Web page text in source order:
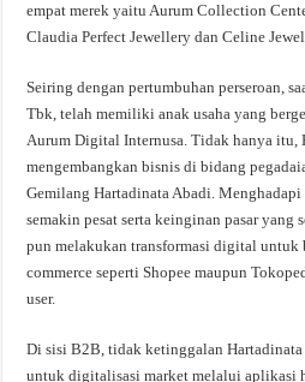
empat merek yaitu Aurum Collection
Claudia Perfect Jewellery dan Celine
Seiring dengan pertumbuhan perseroan,
Tbk, telah memiliki anak usaha yang
Aurum Digital Internusa. Tidak hanya itu,
mengembangkan bisnis di bidang
Gemilang Hartadinata Abadi.
semakin pesat serta keinginan pasar
pun melakukan transformasi digital untuk
commerce seperti Shopee maupun
user.
Di sisi B2B, tidak ketinggalan
untuk digitalisasi market melalui aplikasi